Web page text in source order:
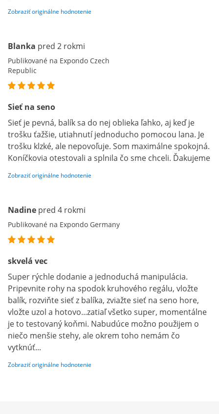
Zobraziť originálne hodnotenie
Blanka pred 2 rokmi
Publikované na Expondo Czech
Republic
Sieť na seno
Sieť je pevná, balík sa do nej oblieka ľahko, aj keď je
trošku ťažšie, utiahnutí jednoducho pomocou lana. Je
trošku klzké, ale nepovoľuje. Som maximálne spokojná.
Koníčkovia otestovali a splnila čo sme chceli. Ďakujeme
Zobraziť originálne hodnotenie
Nadine pred 4 rokmi
Publikované na Expondo Germany
skvelá vec
Super rýchle dodanie a jednoduchá manipulácia.
Pripevnite rohy na spodok kruhového regálu, vložte
balík, rozviňte sieť z balíka, zviažte sieť na seno hore,
vložte uzol a hotovo...zatiaľ všetko super, momentálne
je to testovaný koňmi. Nabudúce možno použijem o
niečo menšie stehy, ale okrem toho nemám čo
vytknúť...
Zobraziť originálne hodnotenie